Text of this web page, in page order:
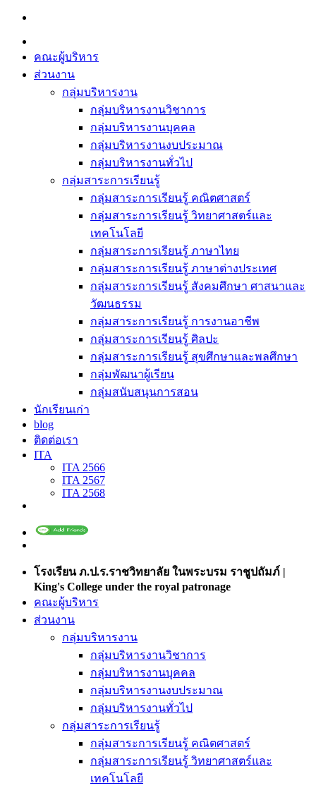
Skip
content
คณะผู้บริหาร
ส่วนงาน
กลุ่มบริหารงาน
กลุ่มบริหารงานวิชาการ
กลุ่มบริหารงานบุคคล
กลุ่มบริหารงานงบประมาณ
กลุ่มบริหารงานทั่วไป
กลุ่มสาระการเรียนรู้
กลุ่มสาระการเรียนรู้ คณิตศาสตร์
กลุ่มสาระการเรียนรู้ วิทยาศาสตร์และ
เทคโนโลยี
กลุ่มสาระการเรียนรู้ ภาษาไทย
กลุ่มสาระการเรียนรู้ ภาษาต่างประเทศ
กลุ่มสาระการเรียนรู้ สังคมศึกษา ศาสนาและ
วัฒนธรรม
กลุ่มสาระการเรียนรู้ การงานอาชีพ
กลุ่มสาระการเรียนรู้ ศิลปะ
กลุ่มสาระการเรียนรู้ สุขศึกษาและพลศึกษา
กลุ่มพัฒนาผู้เรียน
กลุ่มสนับสนุนการสอน
นักเรียนเก่า
blog
ติดต่อเรา
ITA
ITA 2566
ITA 2567
ITA 2568
โรงเรียน ภ.ป.ร.ราชวิทยาลัย ในพระบรม ราชูปถัมภ์ |
King's College under the royal patronage
คณะผู้บริหาร
ส่วนงาน
กลุ่มบริหารงาน
กลุ่มบริหารงานวิชาการ
กลุ่มบริหารงานบุคคล
กลุ่มบริหารงานงบประมาณ
กลุ่มบริหารงานทั่วไป
กลุ่มสาระการเรียนรู้
กลุ่มสาระการเรียนรู้ คณิตศาสตร์
กลุ่มสาระการเรียนรู้ วิทยาศาสตร์และ
เทคโนโลยี